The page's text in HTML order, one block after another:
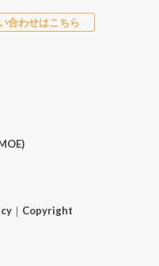
合わせはこちら
｜ Copyright